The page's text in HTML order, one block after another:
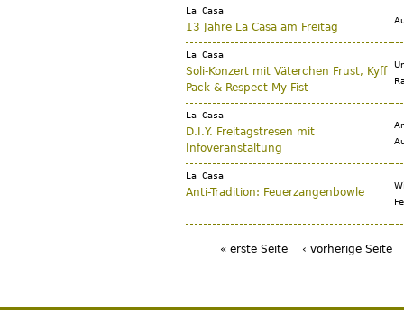
La Casa
13 Jahre La Casa am Freitag
La Casa
Soli-Konzert mit Väterchen Frust, Kyff
Pack & Respect My Fist
La Casa
D.I.Y. Freitagstresen mit
Infoveranstaltung
La Casa
Anti-Tradition: Feuerzangenbowle
« erste Seite ‹ vorherige Seite